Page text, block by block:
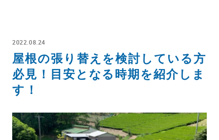
2022.08.24
屋根の張り替えを検討している方
必見！目安となる時期を紹介しま
す！